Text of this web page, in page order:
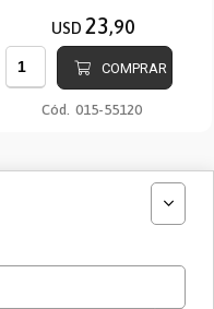
USD 23,90
COMPRAR
Cód. 015-55120